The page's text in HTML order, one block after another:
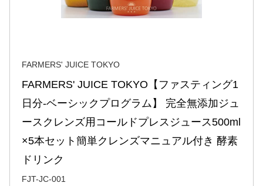
FARMERS' JUICE TOKYO
FARMERS' JUICE TOKYO【ファスティング1
日分-ベーシックプログラム】 完全無添加ジュ
ースクレンズ用コールドプレスジュース500ml
×5本セット簡単クレンズマニュアル付き 酵素
ドリンク
FJT-JC-001